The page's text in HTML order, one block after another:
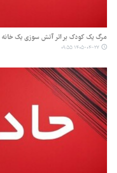
مرگ یک کودک بر اثر آتش سوزی یک
۱۴۰۵-۰۴-۲۷ ۰۹:۵۵